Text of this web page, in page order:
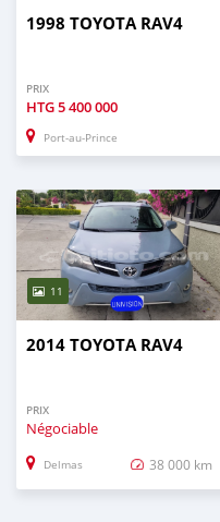
1998 TOYOTA RAV4
PRIX
HTG5 400 000
Port-au-Prince
11
2014 TOYOTA RAV4
PRIX
Négociable
Delmas 38 000 km